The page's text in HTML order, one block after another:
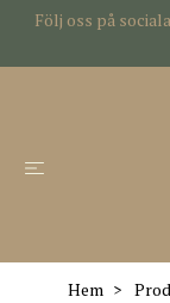
Följ oss på
Hem